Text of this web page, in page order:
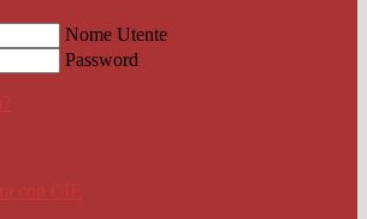
Nome Utente
Password
con CIE